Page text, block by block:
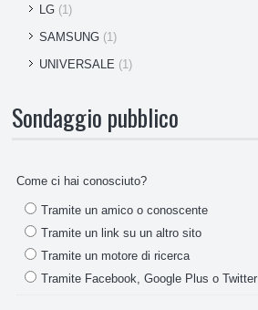
LG (1)
SAMSUNG (1)
UNIVERSALE (1)
Sondaggio pubblico
Come ci hai conosciuto?
Tramite un amico o conoscente
Tramite un link su un altro sito
Tramite un motore di ricerca
Tramite Facebook, Google Plus o Twitter